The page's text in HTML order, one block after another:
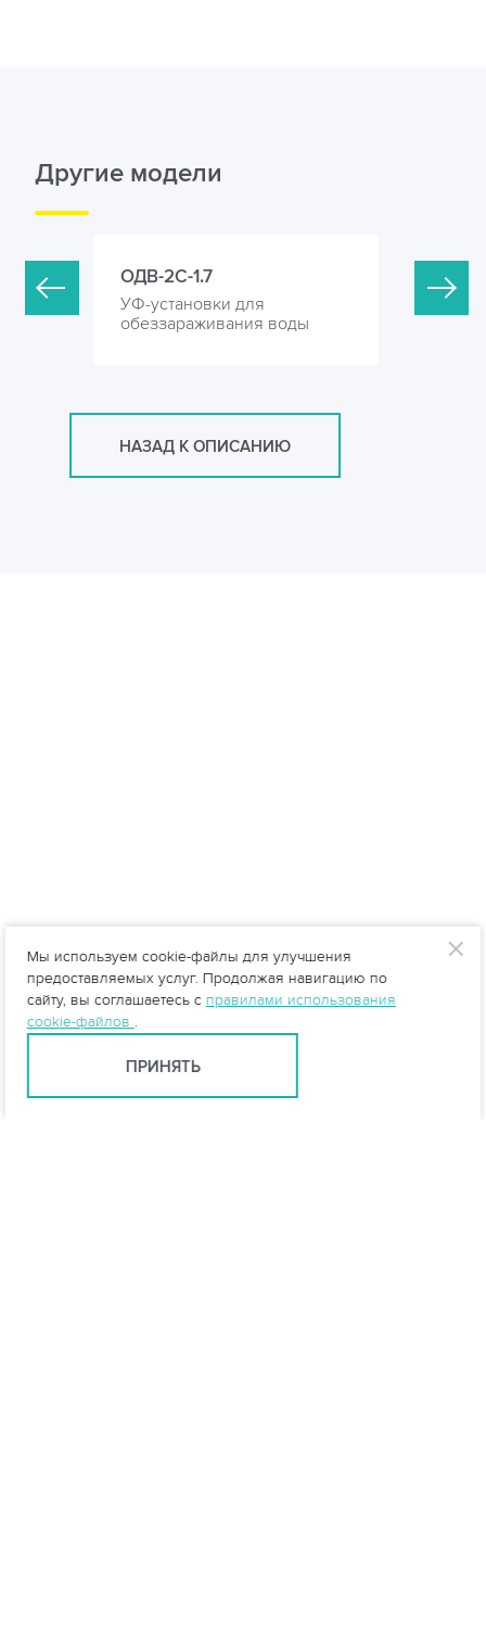
Другие модели
ОДВ-2С-1.7
УФ-установки для
обеззараживания воды
ОДВ-3С
УФ-
НАЗАД К ОПИСАНИЮ
Мы используем cookie-файлы для улучшения
предоставляемых услуг. Продолжая навигацию по
сайту, вы соглашаетесь с правилами использования
cookie-файлов .
ПРИНЯТЬ